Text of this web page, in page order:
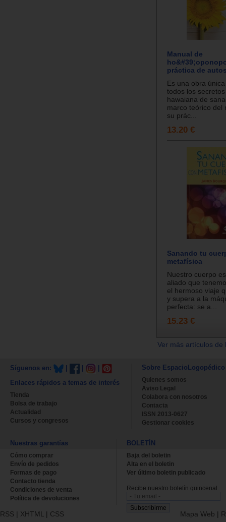
Manual de
práctica de
Es una obra
todos los
hawaiana de
marco teórico del
su prác...
13.20 €
Sanando tu
metafísica
Nuestro cuerpo
aliado que
el hermoso viaje
y supera a la
perfecta: se a...
15.23 €
Ver más artículos
Síguenos en:
Enlaces rápidos a temas de interés
Tienda
Bolsa de trabajo
Actualidad
Cursos y congresos
Sobre EspacioLogopédico
Quienes somos
Aviso Legal
Colabora con nosotros
Contacta
ISSN 2013-0627
Gestionar cookies
Nuestras garantías
Cómo comprar
Envío de pedidos
Formas de pago
Contacto tienda
Condiciones de venta
Política de devoluciones
BOLETÍN
Baja del boletin
Alta en el boletin
Ver último boletin publicado
Recibe nuestro boletín quincenal.
RSS | XHTML | CSS Mapa Web |